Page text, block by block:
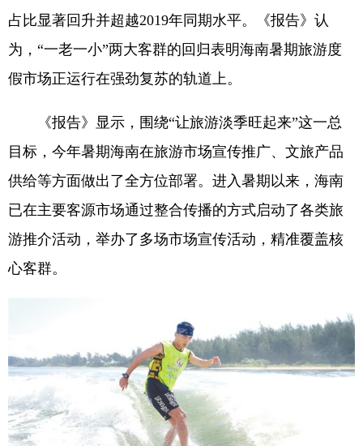
占比显著回升并超越2019年同期水平。《报告》认
为，“一老一小”两大客群的回归表明海南暑期旅游度
假市场正运行在强劲复苏的轨道上。
《报告》显示，围绕“让旅游淡季旺起来”这一总
目标，今年暑期海南在旅游市场宣传推广、文旅产品
供给等方面做出了全方位部署。进入暑期以来，海南
已在主要客源市场通过整合传播的方式启动了各类旅
游推介活动，举办了多场市场宣传活动，精准覆盖核
心客群。